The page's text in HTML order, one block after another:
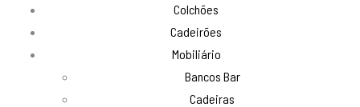
Colchões
Cadeirões
Mobiliário
Bancos Bar
Cadeiras